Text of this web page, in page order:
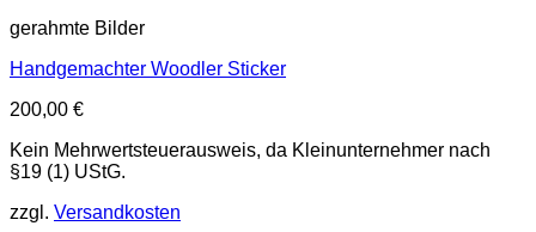
gerahmte Bilder
Handgemachter Woodler Sticker
200,00 €
Kein Mehrwertsteuerausweis, da Kleinunternehmer nach
§19 (1) UStG.
zzgl. Versandkosten